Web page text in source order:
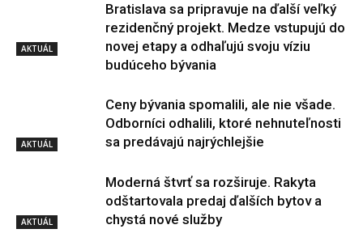
AKTUÁL
Bratislava sa pripravuje na ďalší veľký
rezidenčný projekt. Medze vstupujú do
novej etapy a odhaľujú svoju víziu
budúceho bývania
AKTUÁL
Ceny bývania spomalili, ale nie všade.
Odborníci odhalili, ktoré nehnuteľnosti
sa predávajú najrýchlejšie
AKTUÁL
Moderná štvrť sa rozširuje. Rakyta
odštartovala predaj ďalších bytov a
chystá nové služby